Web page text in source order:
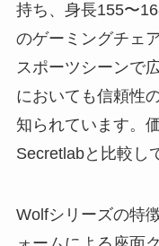
持ち、身長155〜
のゲーミングチェ
スポーツシーンで
においても信頼性
知られています。
Secretlabと比較し
Wolfシリーズの特